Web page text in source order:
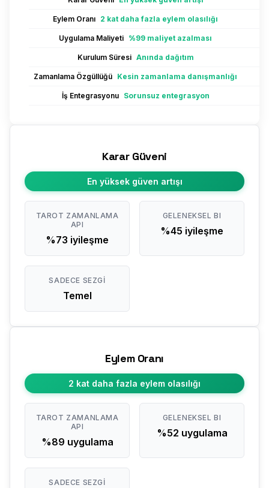
Eylem Oranı 2 kat daha fazla eylem olasılığı
Uygulama Maliyeti %99 maliyet azalması
Kurulum Süresi Anında dağıtım
Zamanlama Özgüllüğü Kesin zamanlama danışmanlığı
İş Entegrasyonu Sorunsuz entegrasyon
Karar Güveni
En yüksek güven artışı
TAROT ZAMANLAMA
API
%73 iyileşme
GELENEKSEL BI
%45 iyileşme
SADECE SEZGI
Temel
Eylem Oranı
2 kat daha fazla eylem olasılığı
TAROT ZAMANLAMA
API
%89 uygulama
GELENEKSEL BI
%52 uygulama
SADECE SEZGI